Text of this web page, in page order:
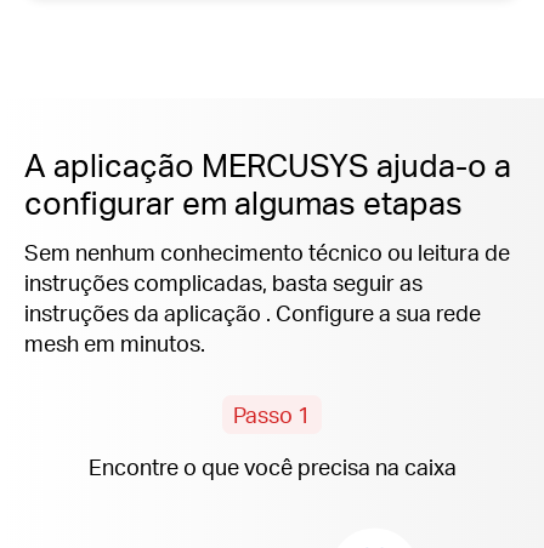
A aplicação MERCUSYS ajuda-o a
configurar em algumas etapas
Sem nenhum conhecimento técnico ou leitura de
instruções complicadas, basta seguir as
instruções da aplicação . Configure a sua rede
mesh em minutos.
Passo 1
Encontre o que você precisa na caixa